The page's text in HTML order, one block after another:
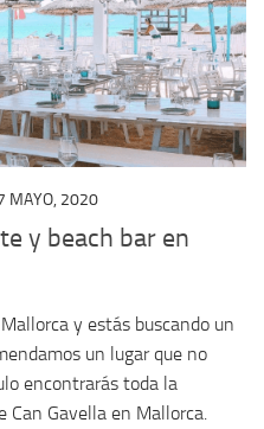
MAYO, 2020
y beach bar en
y estás buscando un
un lugar que no
encontrarás toda la
Can Gavella en Mallorca.